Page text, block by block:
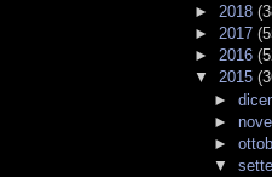
► 2018
► 2017
► 2016
▼ 2015
►
►
►
▼